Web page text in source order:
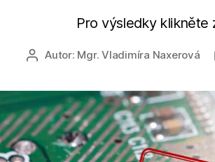
Pro výsledky klikněte
AutorAutor: Mgr. Vladimíra Naxerová